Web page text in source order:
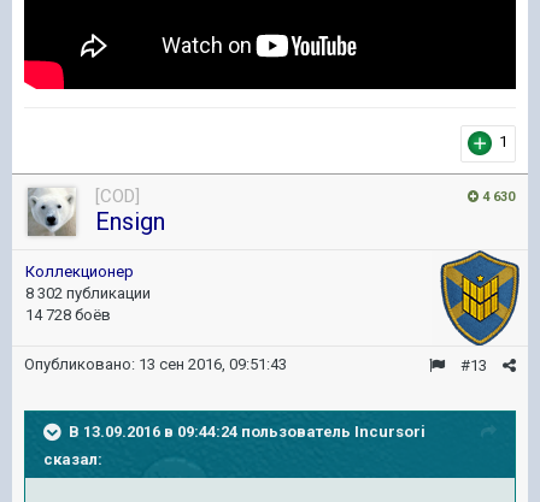
1
4 630
[COD]
Ensign
Коллекционер
8 302 публикации
14 728 боёв
#13
Опубликовано: 13 сен 2016, 09:51:43
В 13.09.2016 в 09:44:24 пользователь Incursori
сказал: